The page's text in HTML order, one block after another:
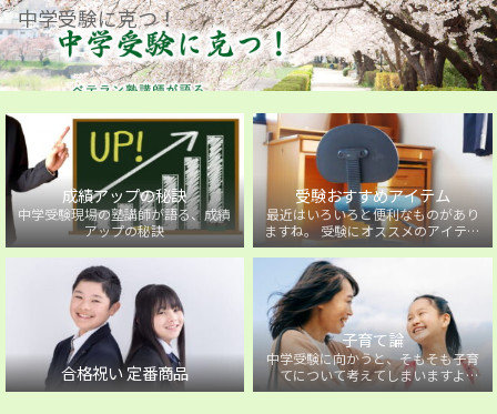
中学受験に克つ！
成績アップの秘訣
中学受験現場の塾講師が語る、成績
アップの秘訣
受験おすすめアイテム
最近はいろいろと便利なものがあり
ますね。 受験にオススメのアイテム
を紹介しています。
合格祝い 定番商品
子育て論
中学受験に向かうと、そもそも子育
てについて考えてしまいますよ
ね・・・。中学受験に向かうお子様